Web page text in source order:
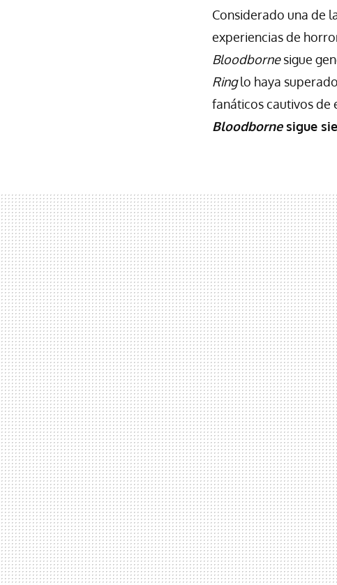
Considerado una de
experiencias de
Bloodbornesigue
Ringlo haya
fanáticos cautivos de
Bloodbornesigue